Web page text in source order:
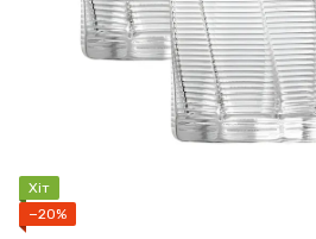
Хіт
−20%